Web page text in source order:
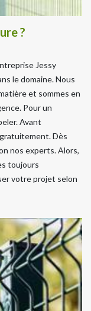
?
Jessy
le domaine. Nous
et sommes en
Pour un
Avant
Dès
nos experts. Alors,
toujours
votre projet selon